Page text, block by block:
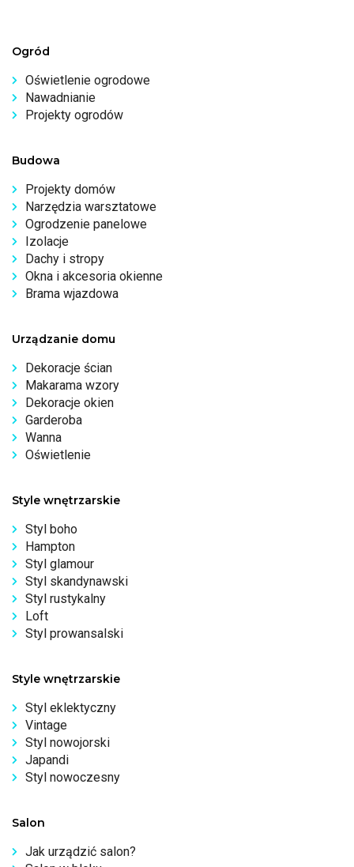
Ogród
Oświetlenie ogrodowe
Nawadnianie
Projekty ogrodów
Budowa
Projekty domów
Narzędzia warsztatowe
Ogrodzenie panelowe
Izolacje
Dachy i stropy
Okna i akcesoria okienne
Brama wjazdowa
Urządzanie domu
Dekoracje ścian
Makarama wzory
Dekoracje okien
Garderoba
Wanna
Oświetlenie
Style wnętrzarskie
Styl boho
Hampton
Styl glamour
Styl skandynawski
Styl rustykalny
Loft
Styl prowansalski
Style wnętrzarskie
Styl eklektyczny
Vintage
Styl nowojorski
Japandi
Styl nowoczesny
Salon
Jak urządzić salon?